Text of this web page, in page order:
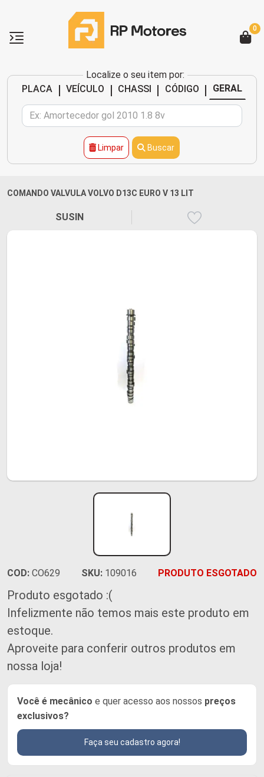
Localize o seu item por:
PLACA
| VEÍCULO | CHASSI | CÓDIGO | GERAL
Limpar Buscar
0
COMANDO VALVULA VOLVO D13C EURO V 13 LIT
SUSIN
COD: CO629 SKU: 109016 PRODUTO ESGOTADO
Produto esgotado :(
Infelizmente não temos mais este produto em
estoque.
Aproveite para conferir outros produtos em
nossa loja!
Você é mecânico e quer acesso aos nossos preços
exclusivos?
Faça seu cadastro agora!